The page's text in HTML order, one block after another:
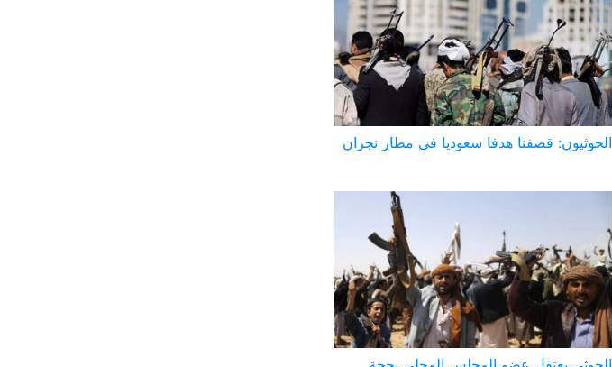
الحوثيون: قصفنا هدفا سعوديا في مطار نجران